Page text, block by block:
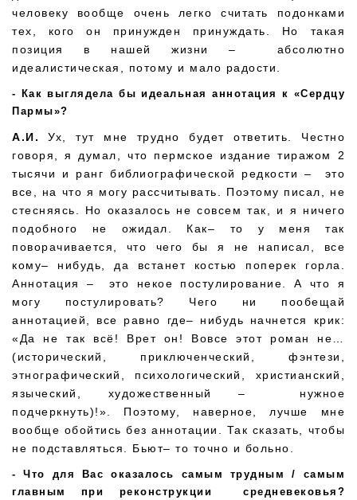
человеку вообще очень легко считать подонками
тех, кого он принужден принуждать. Но такая
позиция в нашей жизни – абсолютно
идеалистическая, потому и мало радости.
Как выглядела бы идеальная аннотация к «Сердцу
Пармы»?
А.И.Ух, тут мне трудно будет ответить. Честно
говоря, я думал, что пермское издание тиражом 2
тысячи и ранг библиографической редкости – это
все, на что я могу рассчитывать. Поэтому писал, не
стесняясь. Но оказалось не совсем так, и я ничего
подобного не ожидал. Как– то у меня так
поворачивается, что чего бы я не написал, все
кому– нибудь, да встанет костью поперек горла.
Аннотация – это некое постулирование. А что я
могу постулировать? Чего ни пообещай
аннотацией, все равно где– нибудь начнется крик:
«Да не так всё! Врет он! Вовсе этот роман не…
(исторический, приключенческий, фэнтези,
этнографический, психологический, христианский,
языческий, художественный – нужное
подчеркнуть)!». Поэтому, наверное, лучше мне
вообще обойтись без аннотации. Так сказать, чтобы
не подставляться. Бьют– то точно и больно.
Что для Вас оказалось самым трудным / самым
главным при реконструкции средневековья?